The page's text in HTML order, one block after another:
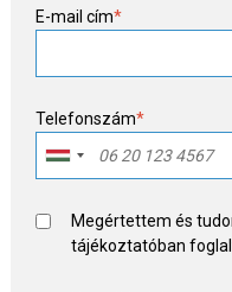
E-mail cím*
Telefonszám*
Megértettem és
tájékoztatóban